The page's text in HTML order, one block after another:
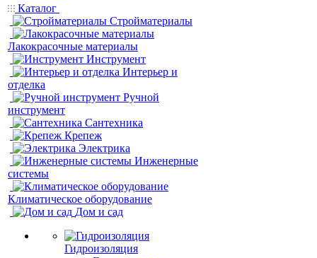
Каталог
Стройматериалы
Лакокрасочные материалы
Инструмент
Интерьер и
отделка
Ручной
инструмент
Сантехника
Крепеж
Электрика
Инженерные
системы
Климатическое оборудование
Дом и сад
Гидроизоляция